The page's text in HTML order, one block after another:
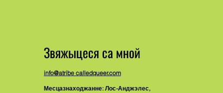
Звяжыцеся са мной
info@atribe calledqueer.com
Месцазнаходжанне: Лос-Анджэлес,